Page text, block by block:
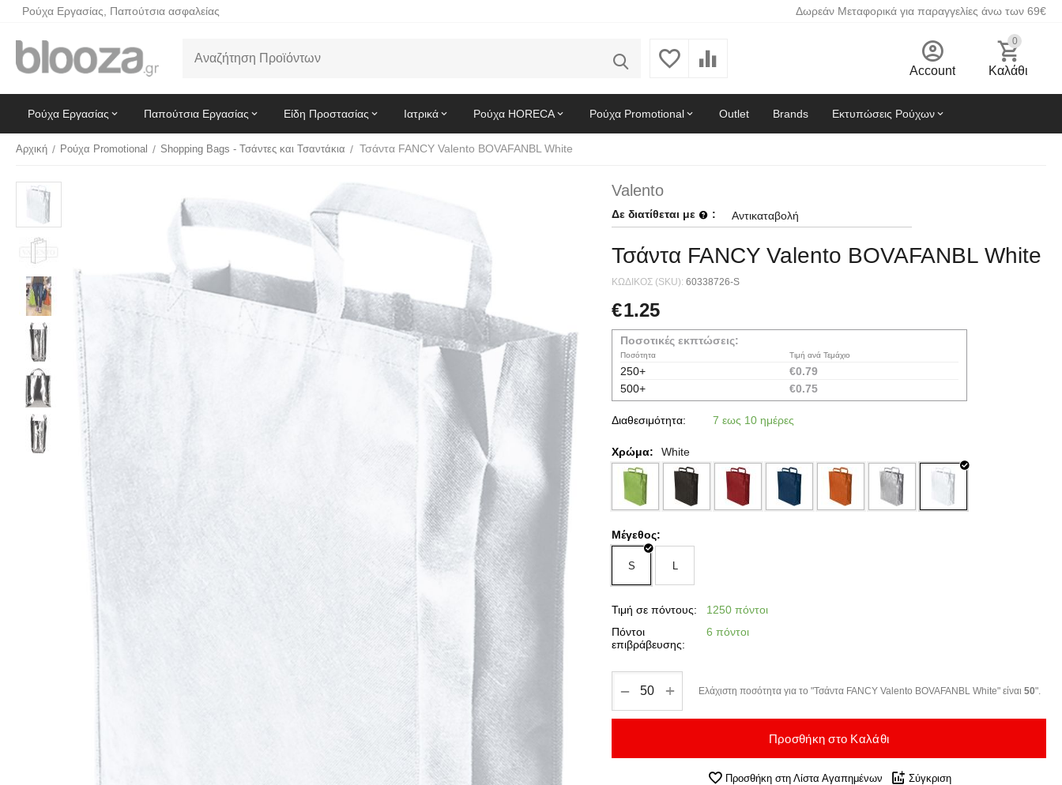
Ρούχα Εργασίας, Παπούτσια ασφαλείας Δωρεάν Μεταφορικά για παραγγελίες άνω των 69€
Account
0
Καλάθι
Ρούχα Εργασίας Παπούτσια Εργασίας Είδη Προστασίας Ιατρικά Ρούχα HORECA Ρούχα Promotional Outlet Brands Εκτυπώσεις Ρούχων
Αρχική / Ρούχα Promotional / Shopping Bags - Τσάντες και Τσαντάκια / Τσάντα FANCY Valento BOVAFANBL White
Valento
Δε διατίθεται με : Αντικαταβολή
Τσάντα FANCY Valento BOVAFANBL White
ΚΩΔΙΚΟΣ (SKU): 60338726-S
€1.25
Ποσοτικές εκπτώσεις:
Ποσότητα
250+
500+
Τιμή ανά Τεμάχιο
€0.79
€0.75
Διαθεσιμότητα: 7 εως 10 ημέρες
Χρώμα: White
Μέγεθος:
S L
Τιμή σε πόντους:
1250 πόντοι
Πόντοι
επιβράβευσης:
6 πόντοι
+
− Ελάχιστη ποσότητα για το "Τσάντα FANCY Valento BOVAFANBL White" είναι 50".
Προσθήκη στο Καλάθι
Προσθήκη στη Λίστα Αγαπημένων Σύγκριση